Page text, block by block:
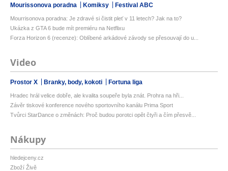
Mourissonova poradna Komiksy Festival ABC
Mourrisonova poradna: Je zdravé si čistit pleť v 11 letech? Jak na to?
Ukázka z GTA 6 bude mít premiéru na Netflixu
Forza Horizon 6 (recenze): Oblíbené arkádové závody se přesouvají do u...
Video
Prostor X Branky, body, kokoti Fortuna liga
Hradec hrál velice dobře, ale kvalita soupeře byla znát. Prohra na hři...
Závěr tiskové konference nového sportovního kanálu Prima Sport
Tvůrci StarDance o změnách: Proč budou porotci opět čtyři a čím přesvě...
Nákupy
hledejceny.cz
Zboží Živě